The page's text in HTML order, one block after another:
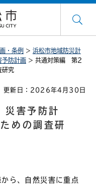
・条例 > 浜松市地域防災計
防計画 > 共通対策編 第2
究
更新日：2026年4月30日
害予防計
めの調査研
ら、自然災害に重点